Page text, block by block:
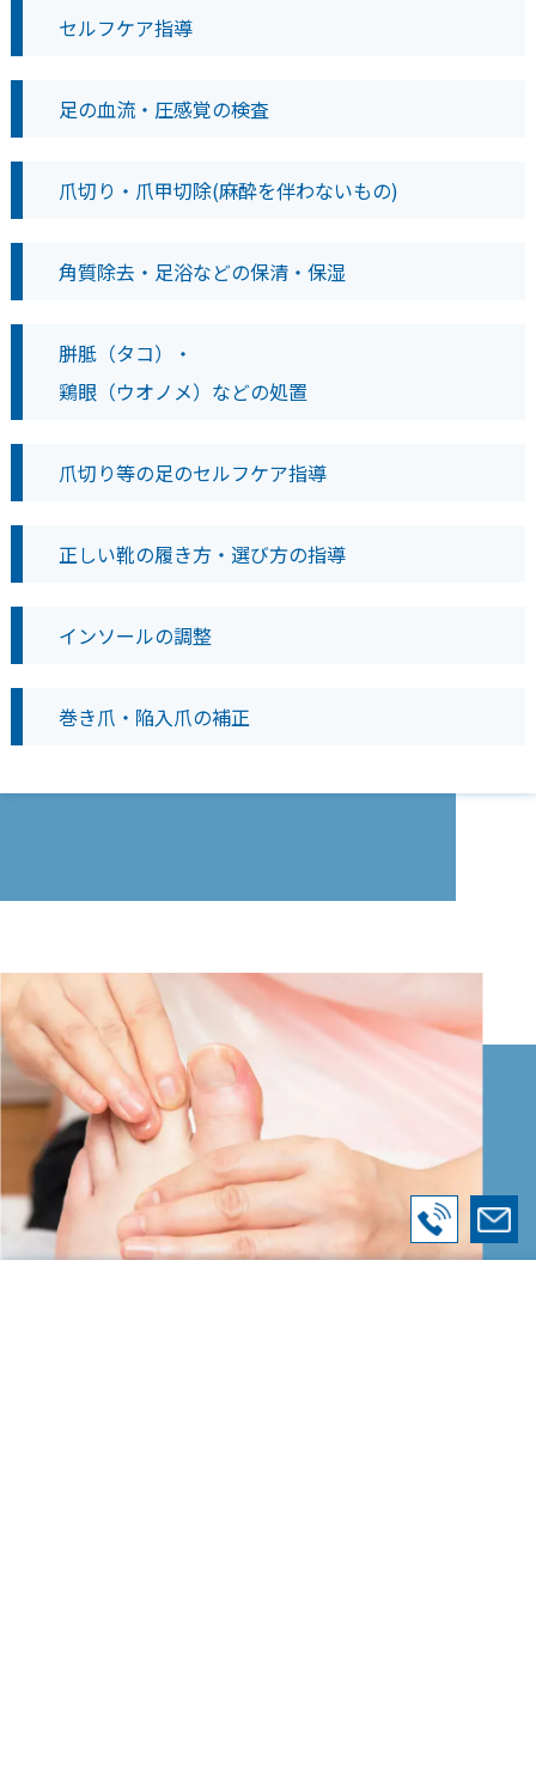
セルフケア指導
足の血流・圧感覚の検査
爪切り・爪甲切除(麻酔を伴わないもの)
角質除去・足浴などの保清・保湿
胼胝（タコ）・
鶏眼（ウオノメ）などの処置
爪切り等の足のセルフケア指導
正しい靴の履き方・選び方の指導
インソールの調整
巻き爪・陥入爪の補正